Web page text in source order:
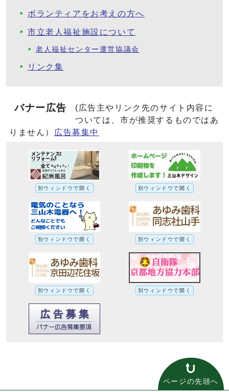
ボランティアをお考えの方へ
市立老人福祉施設について
老人福祉センター運営協議会
リンク集
バナー広告
(広告主やリンク先のサイト内容に
ついては、市が推奨するものではあ
りません）
広告募集中
別ウィンドウで開く 別ウィンドウで開く
別ウィンドウで開く 別ウィンドウで開く
別ウィンドウで開く 別ウィンドウで開く
ページの先頭へ